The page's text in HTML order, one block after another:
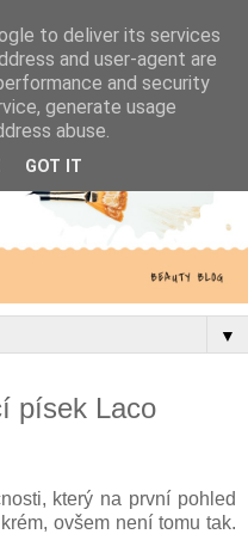
▼
písek Laco
který na první pohled
ovšem není tomu tak.
to deliver its services
and user-agent are
and security
generate usage
abuse.
GOT IT